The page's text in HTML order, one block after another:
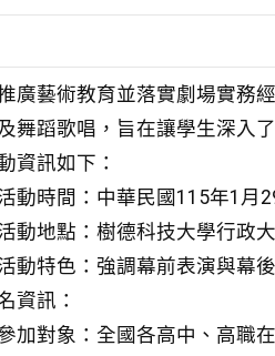
廣藝術教育並落實劇場實務
舞蹈歌唱，旨在讓學生深入
資訊如下：
活動時間：中華民國115年1月
活動地點：樹德科技大學行政
活動特色：強調幕前表演與幕
資訊：
參加對象：全國各高中、高職